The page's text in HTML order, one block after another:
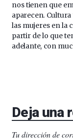
nos tienen que
aparecen.
las mujeres en la
partir de lo que
adelante, con
Deja una
Tu dirección de